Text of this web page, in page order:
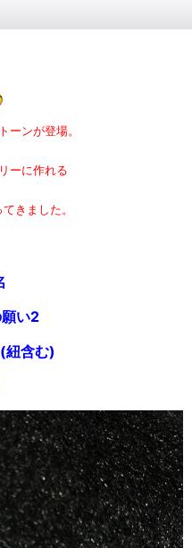
ーンが登場。
ーに作れる
きました。
い2
含む)